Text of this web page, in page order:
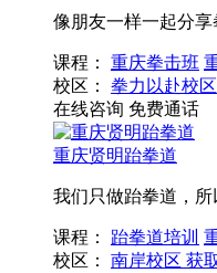
像朋友一样一起分
课程： 重庆拳击班
校区：
拳力以赴校区
在线咨询 免费通话
重庆贤明跆拳道
我们只做跆拳道，
课程： 跆拳道培训
校区：
南岸校区 获